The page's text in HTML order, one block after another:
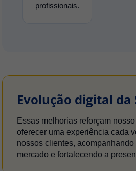
profissionais.
Evolução digital da
Essas melhorias reforçam
oferecer uma experiência cada
nossos clientes,
mercado e fortalecendo a